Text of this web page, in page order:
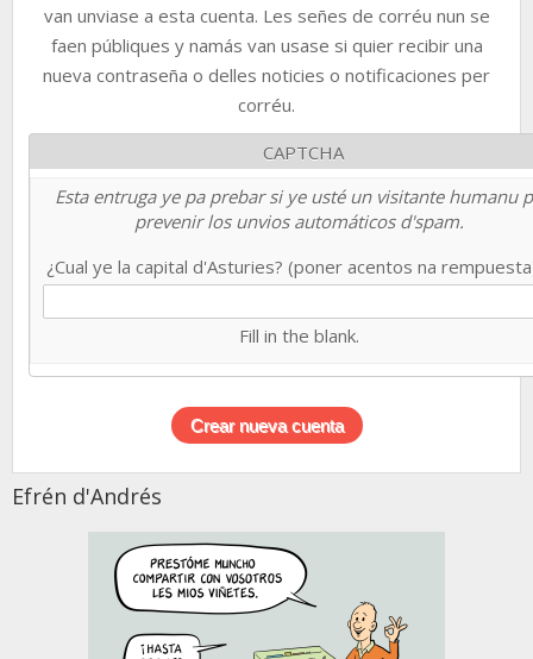
van unviase a esta cuenta. Les señes de corréu nun se
faen públiques y namás van usase si quier recibir una
nueva contraseña o delles noticies o notificaciones per
corréu.
CAPTCHA
Esta entruga ye pa prebar si ye usté un visitante humanu
prevenir los unvios automáticos d'spam.
¿Cual ye la capital d'Asturies? (poner acentos na
Fill in the blank.
Efrén d'Andrés